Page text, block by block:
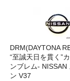
DRM(DAYTONA
“至誠天日を貫く”
ンブレム- NISSAN
ン V37